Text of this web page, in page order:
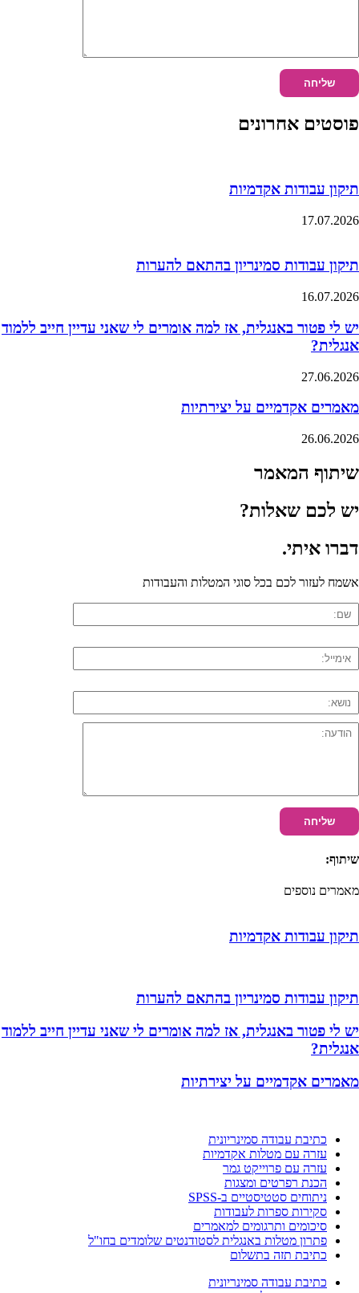
פוסטים אחרונים
תיקון עבודות אקדמיות
17.07.2026
תיקון עבודות סמינריון בהתאם להערות
16.07.2026
יש לי פטור באנגלית, אז למה אומרים לי שאני עדיין חייב ללמוד
אנגלית?
27.06.2026
מאמרים אקדמיים על יצירתיות
26.06.2026
שיתוף המאמר
יש לכם שאלות?
דברו איתי.
אשמח לעזור לכם בכל סוגי המטלות והעבודות
שיתוף:
מאמרים נוספים
תיקון עבודות אקדמיות
תיקון עבודות סמינריון בהתאם להערות
יש לי פטור באנגלית, אז למה אומרים לי שאני עדיין חייב ללמוד
אנגלית?
מאמרים אקדמיים על יצירתיות
כתיבת עבודה סמינריונית
עזרה עם מטלות אקדמיות
עזרה עם פרוייקט גמר
הכנת רפרטים ומצגות
ניתוחים סטטיסטיים ב-SPSS
סקירות ספרות לעבודות
סיכומים ותרגומים למאמרים
פתרון מטלות באנגלית לסטודנטים שלומדים בחו"ל
כתיבת תזה בתשלום
כתיבת עבודה סמינריונית